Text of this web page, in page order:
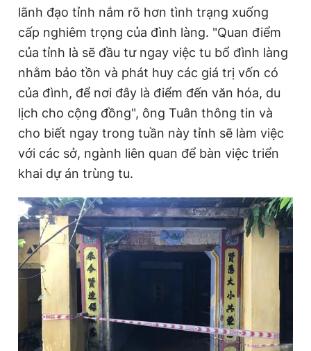
Đọc Thanh Niên trên điện thoại
Theo dõi báo trên
Hotline
0906 645 777
Liên hệ quảng cáo
0908 780 404
Đặt báo Quảng cáo Chính sách bảo
Tổng biên tập: Nguyễn Ngọc Toàn
Phó tổng biên tập thường trực: Hải Thành
Phó tổng biên tập: Lâm Hiếu Dũng
Phó tổng biên tập: Trần Việt Hưng
Tổng thư ký tòa soạn: Đức Trung
lãnh đạo tỉnh nắm rõ hơn tình trạng xuống
cấp nghiêm trọng của đình làng. "Quan điểm
của tỉnh là sẽ đầu tư ngay việc tu bổ đình làng
nhằm bảo tồn và phát huy các giá trị vốn có
của đình, để nơi đây là điểm đến văn hóa, du
lịch cho cộng đồng", ông Tuân thông tin và
cho biết ngay trong tuần này tỉnh sẽ làm việc
với các sở, ngành liên quan để bàn việc triển
khai dự án trùng tu.